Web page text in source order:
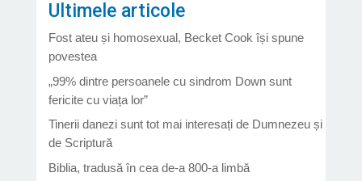
Ultimele articole
Fost ateu și homosexual, Becket Cook își spune
povestea
„99% dintre persoanele cu sindrom Down sunt
fericite cu viața lor”
Tinerii danezi sunt tot mai interesați de Dumnezeu și
de Scriptură
Biblia, tradusă în cea de-a 800-a limbă